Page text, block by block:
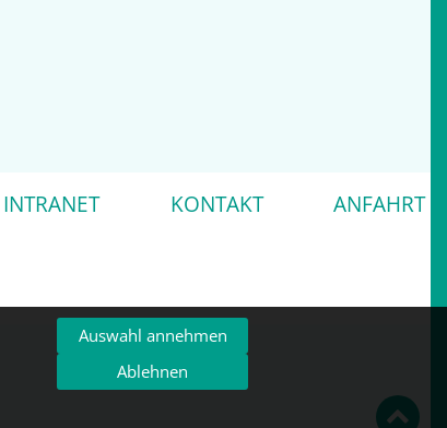
INTRANET KONTAKT ANFAHRT
Auswahl annehmen
Ablehnen